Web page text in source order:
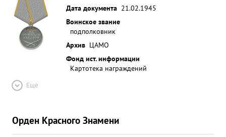
Дата документа 21.02.1945
Воинское звание
подполковник
Архив ЦАМО
Фонд ист. информации
Картотека награждений
Ещё
Орден Красного Знамени